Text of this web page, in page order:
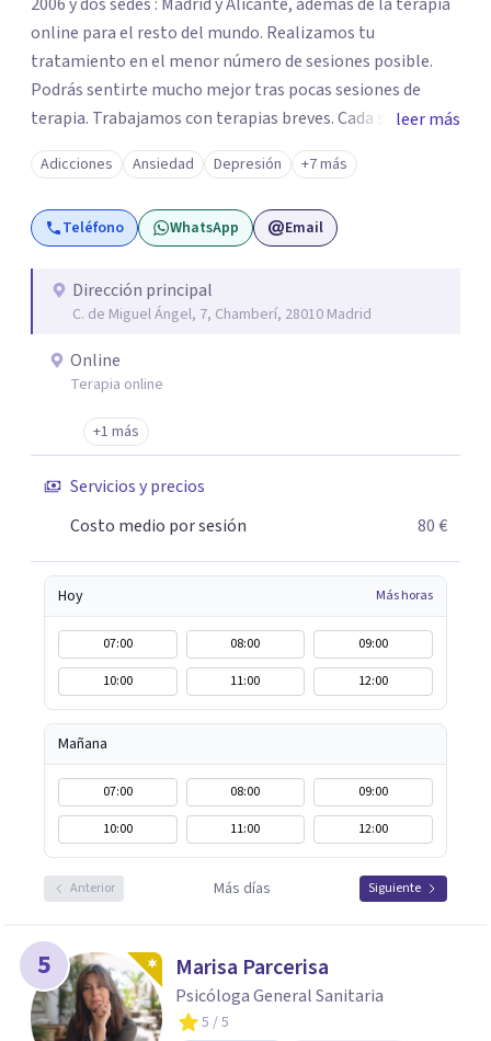
online para el resto del mundo. Realizamos tu
tratamiento en el menor número de sesiones posible.
Podrás sentirte mucho mejor tras pocas sesiones de
terapia. Trabajamos con terapias breves. Cada sesión de
terapia te resultará de utilidad y te ayudará a conseguir
tus objetivos. Entre nuestras especialidades destaca la
terapia de pareja y sexual, así como el tratamiento de
problemas emocionales, obsesiones, ansiedad , estrés,
además con un servicio de hipnosis regresiva para el
trabajo de "Terapia del Alma".
leer más
Adicciones Ansiedad Depresión +7 más
Teléfono WhatsApp Email
Dirección principal
C. de Miguel Ángel, 7, Chamberí, 28010 Madrid
Online
Terapia online
+1 más
Servicios y precios
Costo medio por sesión
80 €
Hoy Más horas
07:00 08:00
09:00
10:00
11:00 12:00
Mañana
07:00 08:00
09:00
10:00
11:00 12:00
Anterior Más días Siguiente
5 Marisa Parcerisa
Psicóloga General Sanitaria
5 / 5